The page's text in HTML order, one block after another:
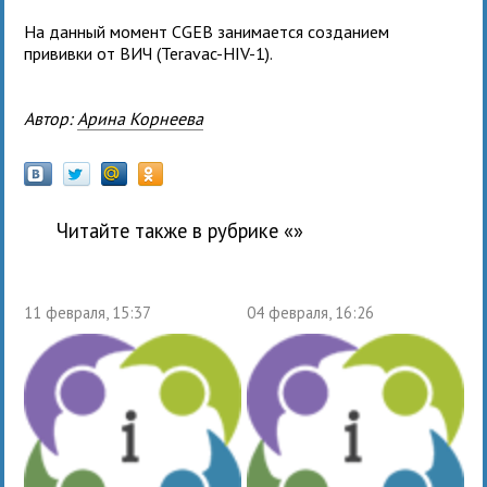
На данный момент CGEB занимается созданием
прививки от ВИЧ (Teravac-HIV-1).
Автор: Арина Корнеева
Читайте также в рубрике «»
11 февраля, 15:37 04 февраля, 16:26